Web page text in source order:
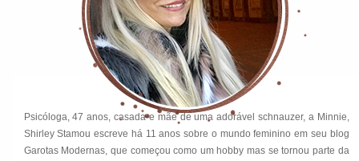
Psicóloga, 47 anos, casada e mãe de uma adorável schnauzer, a Minnie,
Shirley Stamou escreve há 11 anos sobre o mundo feminino em seu blog
Garotas Modernas, que começou como um hobby mas se tornou parte da